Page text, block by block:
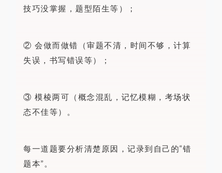
技巧没掌握，题型陌生等）；
② 会做而做错（审题不清，时间不够，计算
失误，书写错误等）；
③ 模棱两可（概念混乱，记忆模糊，考场状
态不佳等）。
每一道题要分析清楚原因，记录到自己的“错
题本”。